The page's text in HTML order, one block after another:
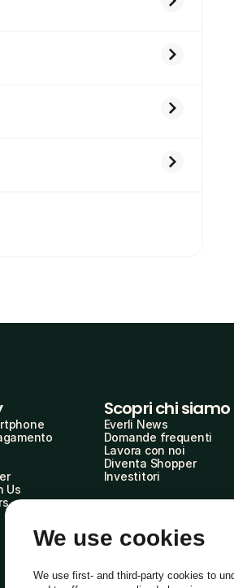
Us
Scopri chi siamo
Everli News
Domande frequenti
Lavora con noi
Diventa Shopper
Investitori
We use cookies
We use first- and third-party cookies to